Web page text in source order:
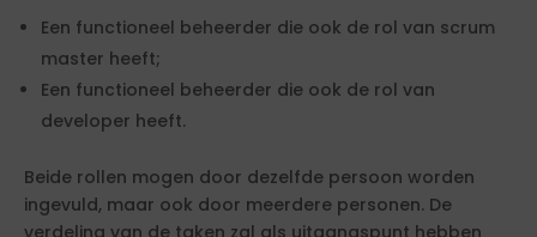
Een functioneel beheerder die ook de rol van scrum
master heeft;
Een functioneel beheerder die ook de rol van
developer heeft.
Beide rollen mogen door dezelfde persoon worden
ingevuld, maar ook door meerdere personen. De
verdeling van de taken zal als uitgangspunt hebben